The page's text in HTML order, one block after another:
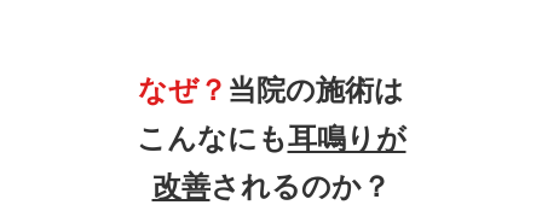
なぜ？ 当院の施術は
こんなにも耳鳴りが
改善されるのか？